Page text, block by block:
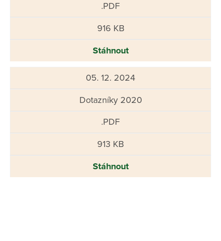
.PDF
916 KB
Stáhnout
05. 12. 2024
Dotazníky 2020
.PDF
913 KB
Stáhnout